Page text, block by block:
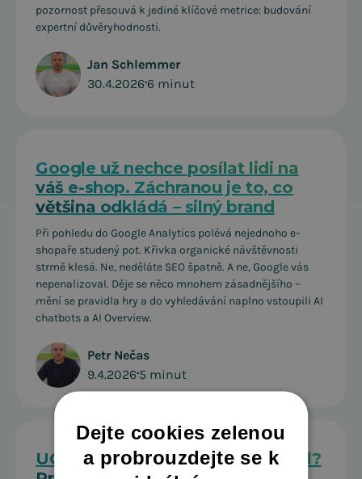
pozornost přesouvá k jediné klíčové metrice: budování
expertní důvěryhodnosti.
Jan Schlemmer
30.4.2026•6 minut
Google už nechce posílat lidi na
váš e-shop. Záchranou je to, co
většina odkládá – silný brand
Při pohledu do Google Analytics polévá nejednoho e-
shopaře studený pot. Křivka organické návštěvnosti
strmě klesá. Ne, neděláte SEO špatně. A ne, Google vás
nepenalizoval. Děje se něco mnohem zásadnějšího –
mění se pravidla hry a do vyhledávání naplno vstoupili AI
chatbots a AI Overview.
Petr Nečas
9.4.2026•5 minut
UGC, AI nebo profesionální vizuál?
Dejte cookies zelenou
a probrouzdejte se k